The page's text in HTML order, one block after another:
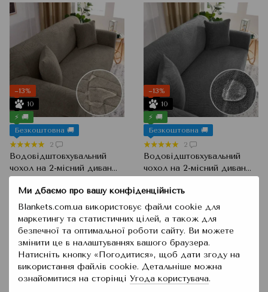
Ми дбаємо про вашу конфіденційність
Blankets.com.ua використовує файли cookie для
маркетингу та статистичних цілей, а також для
безпечної та оптимальної роботи сайту. Ви можете
змінити це в налаштуваннях вашого браузера.
Натисніть кнопку «Погодитися», щоб дати згоду на
використання файлів cookie. Детальніше можна
ознайомитися на сторінці Угода користувача.
−13%
10
⚡ 🚚
Безкоштовна 🚚
2
Водовідштовхувальний
чохол на 2-місний диван
Жаккард з візерунком,
Бежево-сірий, 145x185 см
Купити
−13%
10
⚡ 🚚
Безкоштовна 🚚
2
Водовідштовхувальний
чохол на 2-місний диван
Сірий, 145x185 см
Купити